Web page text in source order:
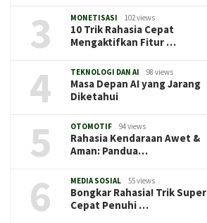
3 MONETISASI 102 views
10 Trik Rahasia Cepat
Mengaktifkan Fitur …
4 TEKNOLOGI DAN AI 98 views
Masa Depan AI yang Jarang
Diketahui
5 OTOMOTIF 94 views
Rahasia Kendaraan Awet &
Aman: Pandua…
6 MEDIA SOSIAL 55 views
Bongkar Rahasia! Trik Super
Cepat Penuhi …